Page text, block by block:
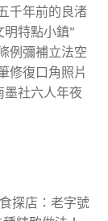
千年前的良渚
明特點小鎮”
例彌補立法空
修復口角照片
社六人年夜
探店：老字號